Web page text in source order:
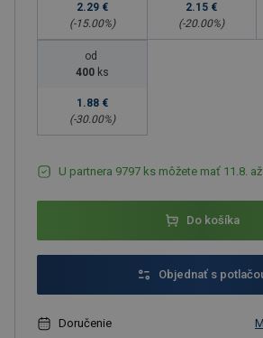
2.29 €
(-15.00%)
2.15 €
(-20.00%)
od
400 ks
1.88 €
(-30.00%)
U partnera 9797 ks môžete mať 11.8. až
Do košíka
Objednať s
Doručenie